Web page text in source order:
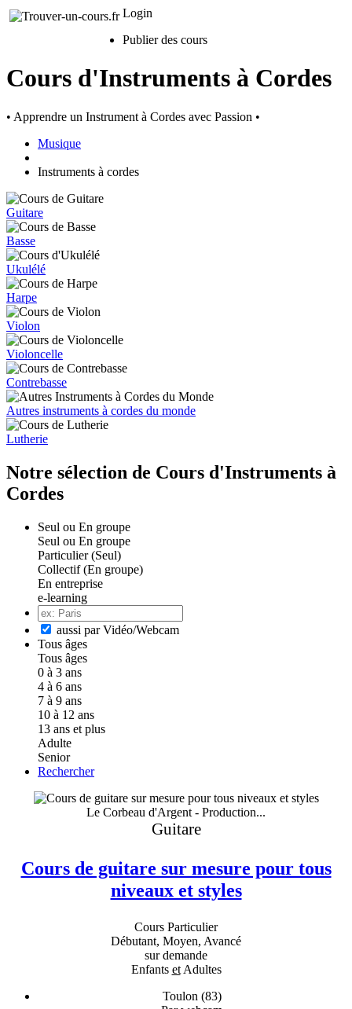
Login
Publier des cours
Cours d'Instruments à Cordes
• Apprendre un Instrument à Cordes avec Passion •
Musique
Instruments à cordes
Guitare
Basse
Ukulélé
Harpe
Violon
Violoncelle
Contrebasse
Autres instruments à cordes du monde
Lutherie
Notre sélection de Cours d'Instruments à
Cordes
Seul ou En groupe
Seul ou En groupe
Particulier (Seul)
Collectif (En groupe)
En entreprise
e-learning
aussi par Vidéo/Webcam
Tous âges
Tous âges
0 à 3 ans
4 à 6 ans
7 à 9 ans
10 à 12 ans
13 ans et plus
Adulte
Senior
Rechercher
Le Corbeau d'Argent - Production...
Guitare
Cours de guitare sur mesure pour tous
niveaux et styles
Cours Particulier
Débutant, Moyen, Avancé
sur demande
Enfants etAdultes
Toulon (83)